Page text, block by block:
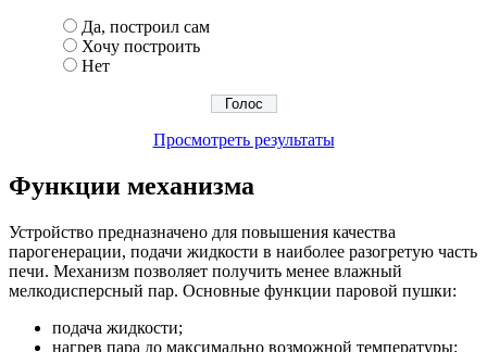
Да, построил сам
Хочу построить
Нет
Просмотреть результаты
Функции механизма
Устройство предназначено для повышения качества
парогенерации, подачи жидкости в наиболее разогретую часть
печи. Механизм позволяет получить менее влажный
мелкодисперсный пар. Основные функции паровой пушки:
подача жидкости;
нагрев пара до максимально возможной температуры;